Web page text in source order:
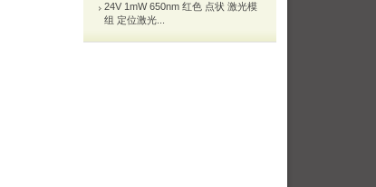
24V 1mW 650nm 红色 点状 激光模
组 定位激光...